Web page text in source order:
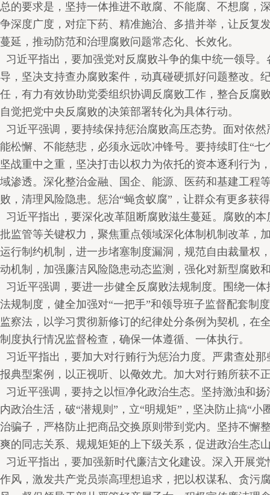
总的要求是，坚持一体推进不敢腐、不能腐、不想腐，
争深度广度，对症下药、精准施治、多措并举，让反复
蔓延，推动防范和治理腐败问题常态化、长效化。
习近平指出，要加强党对反腐败斗争的集中统一领导
导，坚决支持查办腐败案件，动真碰硬抓好问题整改。
任，有力有效协助党委组织协调反腐败工作，整合反腐
自觉把党中央反腐败的决策部署转化为具体行动。
习近平强调，要持续保持惩治腐败高压态势。面对依
能松懈、不能慈悲，必须永远吹冲锋号。要持续盯住“
坚战重中之重，坚决打击以权力为依托的资本逐利行为
域渗透。深化整治金融、国企、能源、医药和基建工程
败，清理风险隐患。惩治“蝇贪蚁腐”，让群众有更多获
习近平指出，要深化改革阻断腐败滋生蔓延。腐败的
批监管等关键权力，聚焦重点领域深化体制机制改革，
运行制约机制，进一步堵塞制度漏洞，规范自由裁量权
动机制，加强廉洁风险隐患动态监测，强化对新型腐败
习近平强调，要进一步健全反腐败法规制度。围绕一
法规制度，健全加强对“一把手”和领导班子监督配套制
监察法，以学习贯彻新修订的纪律处分条例为契机，在
制度执行情况监督检查，确保一体遵循、一体执行。
习近平指出，要加大对行贿行为惩治力度。严肃查处
报典型案例，以正视听、以儆效尤。加大对行贿所获不
习近平强调，要持之以恒净化政治生态。坚持激浊和
内政治生活，破“潜规则”，立“明规矩”，坚决防止搞“小
治骗子，严格防止把商品交换原则带到党内。坚持不懈
爽的同志关系、规规矩矩的上下级关系，促进政治生态
习近平指出，要加强新时代廉洁文化建设。深入开展
作风，激发共产党员崇高理想追求，把以权谋私、贪污